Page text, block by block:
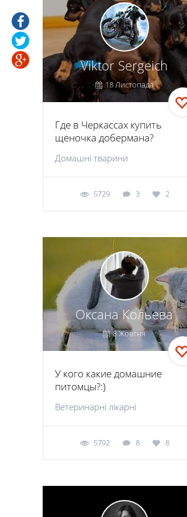
Viktor Sergeich
18 Листопада
Где в Черкассах купить
щеночка добермана?
Домашні тварини
5729 3 2
Оксана Кольева
8 Жовтня
У кого какие домашние
питомцы?:)
Ветеринарні лікарні
5792 8 8